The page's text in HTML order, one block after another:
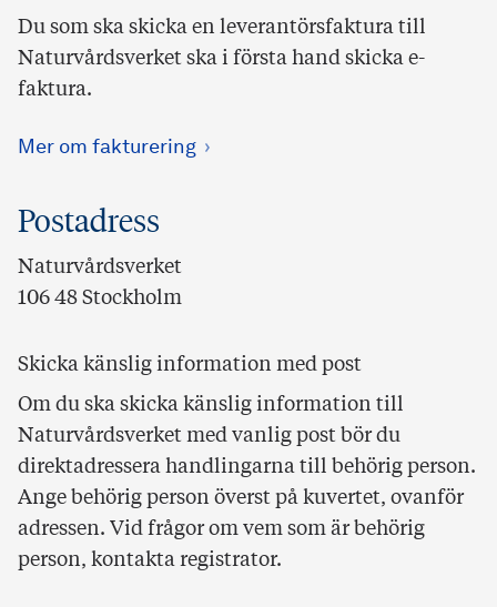
Du som ska skicka en leverantörsfaktura till
Naturvårdsverket ska i första hand skicka e-
faktura.
Mer om fakturering
Postadress
Naturvårdsverket
106 48 Stockholm
Skicka känslig information med post
Om du ska skicka känslig information till
Naturvårdsverket med vanlig post bör du
direktadressera handlingarna till behörig person.
Ange behörig person överst på kuvertet, ovanför
adressen. Vid frågor om vem som är behörig
person, kontakta registrator.